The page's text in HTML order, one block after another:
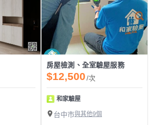
房屋檢測、全室驗屋服務
$12,500/次
和家驗屋
台中市與其他9個